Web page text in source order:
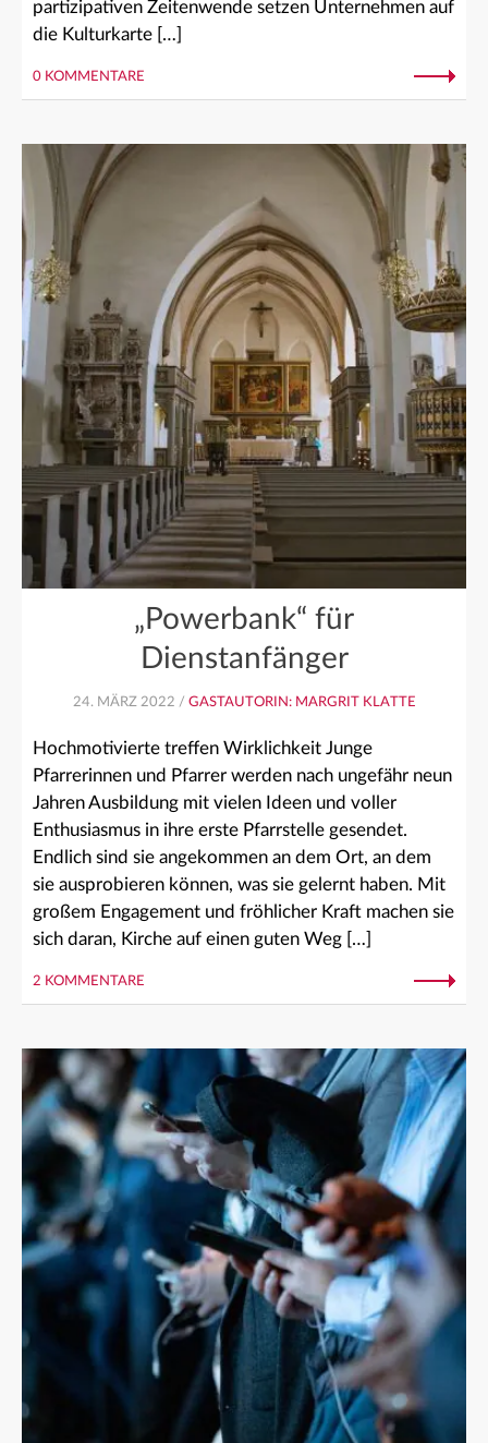
partizipativen Zeitenwende setzen Unternehmen auf
die Kulturkarte […]
0 KOMMENTARE
„Powerbank“ für
Dienstanfänger
24. MÄRZ 2022 / GASTAUTORIN: MARGRIT KLATTE
Hochmotivierte treffen Wirklichkeit Junge
Pfarrerinnen und Pfarrer werden nach ungefähr neun
Jahren Ausbildung mit vielen Ideen und voller
Enthusiasmus in ihre erste Pfarrstelle gesendet.
Endlich sind sie angekommen an dem Ort, an dem
sie ausprobieren können, was sie gelernt haben. Mit
großem Engagement und fröhlicher Kraft machen sie
sich daran, Kirche auf einen guten Weg […]
2 KOMMENTARE